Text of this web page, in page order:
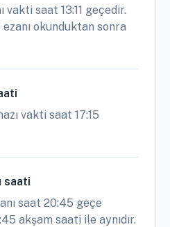
vakti saat 13:11 geçedir.
okunduktan sonra
vakti saat 17:15
saati
saat 20:45 geçe
akşam saati ile aynıdır.